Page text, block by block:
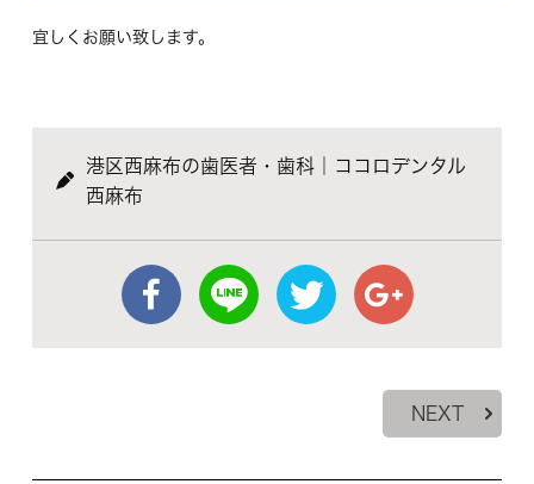
宜しくお願い致します。
港区西麻布の歯医者・歯科｜ココロデンタル
西麻布
NEXT